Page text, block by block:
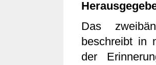
Das
beschreibt in
der